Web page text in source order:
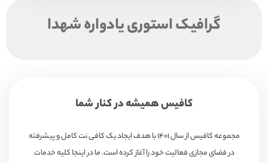
گرافیک استوری یادواره شهدا
کافیس همیشه در کنار شما
مجموعه کافیس از سال ۱۴۰۱ با هدف ایجاد یک کافی نت کامل و پیشرفته
در فضای مجازی فعالیت خود را آغاز کرده است. ما در اینجا کلیه خدمات